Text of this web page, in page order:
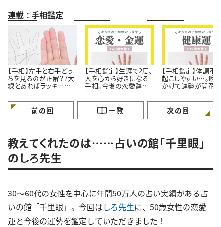
連載：手相鑑定
【手相】左手と右手どっ
ちを見るのが正解？7大
線とあればラッキーな
【手相鑑定】生涯で2度、
人を心から好きになる
手相。今後の恋愛運と
【手相鑑定】体調不
起こしやすい…。晩
かけて運勢が開花
前の回 一覧 次の回
教えてくれたのは……占いの館「千里眼」
のしろ先生
30～60代の女性を中心に年間50万人の占い実績がある占
いの館「千里眼」。今回はしろ先生に、50歳女性の恋愛
運と今後の運勢を鑑定していただきました！